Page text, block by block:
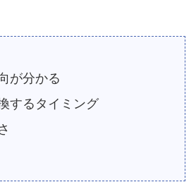
が分かる
するタイミング